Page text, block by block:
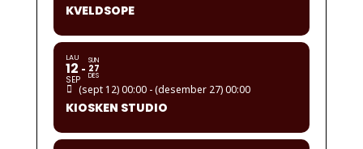
KVELDSOPE
LAU
12
SEP
SUN
27
DES
(sept 12) 00:00 - (desember 27) 00:00
KIOSKEN STUDIO